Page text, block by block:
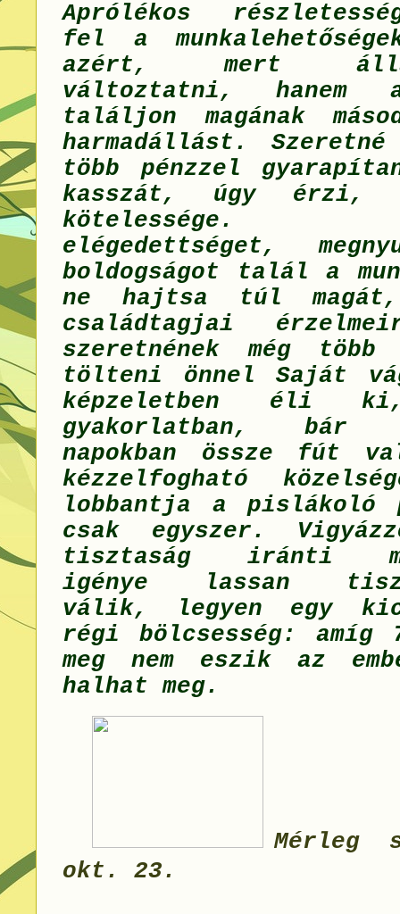
Aprólékos
fel a
azért, mert
változtatni, hanem
találjon magának
harmadállást. Szeretné
több pénzzel
kasszát, úgy érzi,
kötelessége.
elégedettséget,
boldogságot talál a
ne hajtsa túl
családtagjai
szeretnének még
tölteni önnel Saját
képzeletben éli
gyakorlatban, bár
napokban össze fút
kézzelfogható
lobbantja a pislákoló
csak egyszer.
tisztaság iránti
igénye lassan
válik, legyen egy
régi bölcsesség:
meg nem eszik az
halhat meg.
Mérleg
okt. 23.